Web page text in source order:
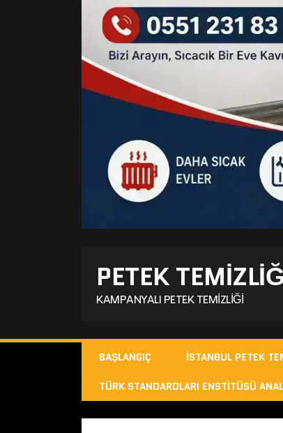
PETEK
KAMPANYALI PETEK TEMIZLIĞI
BAŞLANGIÇ İSTANBUL PETEK
TÜRK STANDARDLARI ENSTITÜSÜ